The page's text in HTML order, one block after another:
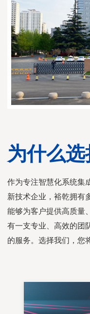
为什么选
作为专注智慧化系统集
新技术企业，裕乾拥有
能够为客户提供高质量
有一支专业、高效的团
的服务。选择我们，您